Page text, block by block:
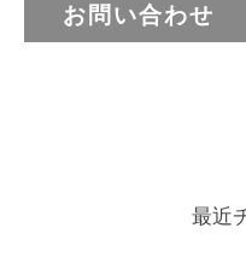
お問い合わせ
最近